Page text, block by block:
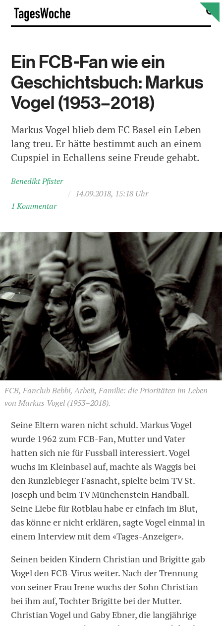
Skip
content
Ein FCB-Fan wie ein
Geschichtsbuch: Markus
Vogel (1953–2018)
Markus Vogel blieb dem FC Basel ein Leben
lang treu. Er hätte bestimmt auch an einem
Cupspiel in Echallens seine Freude gehabt.
Benedikt Pfister
/ 14.09.2018, 15:18 Uhr
1 Kommentar
FCB, Fanclub Bebbi, Arbeit, Familie: die Prioritäten im Leben
von Markus Vogel (1953–2018).
Seine Eltern waren nicht schuld. Markus Vogel
wurde 1962 zum FCB-Fan, Mutter und Vater
hatten sich nie für Fussball interessiert. Vogel
wuchs im Kleinbasel auf, machte als Waggis bei
den Runzlebieger Fasnacht, spielte beim TV St.
Joseph und beim TV Münchenstein Handball.
Seine Liebe für Rotblau habe er einfach im Blut,
das könne er nicht erklären, sagte Vogel einmal in
einem Interview mit dem «Tages-Anzeiger».
Seinen beiden Kindern Christian und Brigitte gab
Vogel den FCB-Virus weiter. Nach der Trennung
von seiner Frau Irene wuchs der Sohn Christian
bei ihm auf, Tochter Brigitte bei der Mutter.
Christian Vogel und Gaby Ebner, die langjährige